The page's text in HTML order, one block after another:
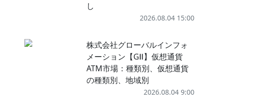
し
2026.08.04 15:00
株式会社グローバルインフォ
メーション【GⅡ】仮想通貨
ATM市場：種類別、仮想通貨
の種類別、地域別
2026.08.04 9:00